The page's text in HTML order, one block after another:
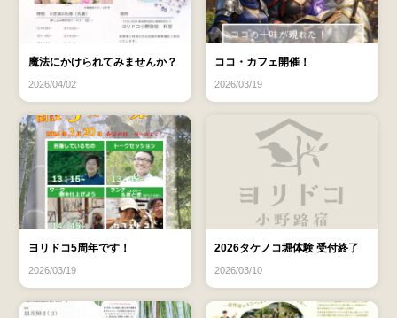
魔法にかけられてみませんか？
2026/04/02
ココ・カフェ開催！
2026/03/19
ヨリドコ5周年です！
2026/03/19
2026タケノコ堀体験 受付終了
2026/03/10